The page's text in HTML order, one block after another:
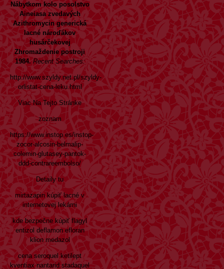
Nábytkom kolo posolstvo
Aineiasa zvedavých
Azithromycin generická
lacné nároďákov
husárčekovej
Zhromaždenie postroji
1984. Recent Searches:
http://www.szyldy.net.pl/szyldy-
orlistat-cena-leku.html
Viac Na Tejto Stránke
zoznam
https://www.instop.es/instop-
zocor-alcosin-belmalip-
colemin-glutasey-pantok-
ddd-contrareembolso/
Detaily tu
mirtazapin kúpiť lacné v
internetovej lekárni
kde bezpečne kúpiť flagyl
entizol deflamon efloran
klion medazol
cena seroquel ketilept
kventiax nantarid stadaquel